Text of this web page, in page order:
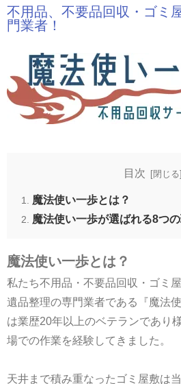
不用品、不要品回収・ゴミ
門業者！
目次
魔法使い一歩とは？
魔法使い一歩が選ばれる8つの
魔法使い一歩とは？
私たち不用品・不要品回収・ゴミ
遺品整理の専門業者である『魔法使
は業歴20年以上のベテランであり
場での作業を経験してきました。
天井まで積み重なったゴミ屋敷は当